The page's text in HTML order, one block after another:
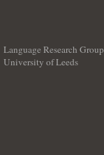
Language Research Group
University of Leeds